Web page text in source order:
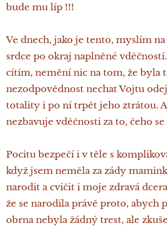
bude mu líp !!!
Ve dnech, jako je tento, myslím
srdce po okraj naplněné
cítím, nemění nic na tom, že byla
nezodpovědnost nechat Vojtu
totality i po ní trpět jeho ztrátou.
nezbavuje vděčnosti za to, čeho
Pocitu bezpečí i v těle s
když jsem neměla za zády
narodit a cvičit i moje zdravá
že se narodila právě proto, abych
obrna nebyla žádný trest, ale